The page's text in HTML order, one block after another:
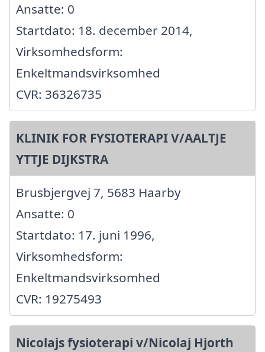
Ansatte: 0
Startdato: 18. december 2014,
Virksomhedsform:
Enkeltmandsvirksomhed
CVR: 36326735
KLINIK FOR FYSIOTERAPI V/AALTJE
YTTJE DIJKSTRA
Brusbjergvej 7, 5683 Haarby
Ansatte: 0
Startdato: 17. juni 1996,
Virksomhedsform:
Enkeltmandsvirksomhed
CVR: 19275493
Nicolajs fysioterapi v/Nicolaj Hjorth